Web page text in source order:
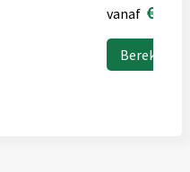
vanaf €
Bereken